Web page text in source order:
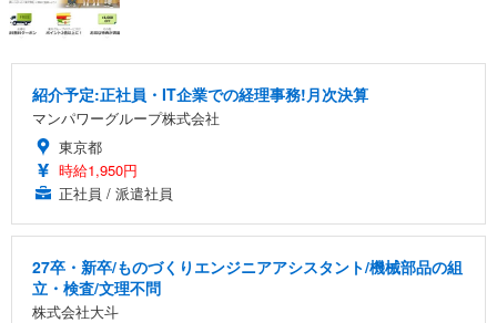
紹介予定:正社員・IT企業での経理事務!月次決算
マンパワーグループ株式会社
東京都
時給1,950円
正社員 / 派遣社員
27卒・新卒/ものづくりエンジニアアシスタント/機械部品の組
立・検査/文理不問
株式会社大斗